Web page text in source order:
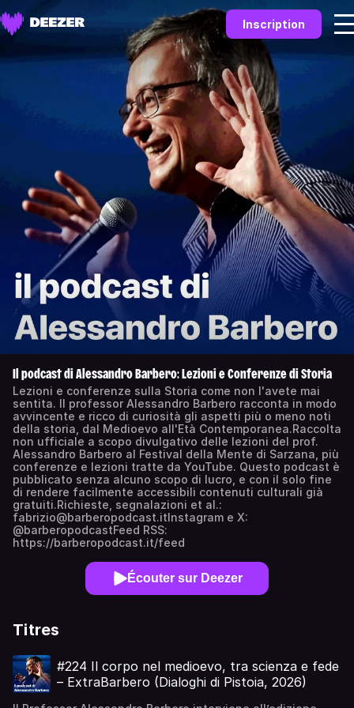
Inscription
Il podcast di Alessandro Barbero: Lezioni e Conferenze di Storia
Lezioni e conferenze sulla Storia come non l'avete mai
sentita. Il professor Alessandro Barbero racconta in modo
avvincente e ricco di curiosità gli aspetti più o meno noti
della storia, dal Medioevo all'Età Contemporanea.Raccolta
non ufficiale a scopo divulgativo delle lezioni del prof.
Alessandro Barbero al Festival della Mente di Sarzana, più
conferenze e lezioni tratte da YouTube. Questo podcast è
pubblicato senza alcuno scopo di lucro, e con il solo fine
di rendere facilmente accessibili contenuti culturali già
gratuiti.Richieste, segnalazioni et al.:
fabrizio@barberopodcast.itInstagram e X:
@barberopodcastFeed RSS:
https://barberopodcast.it/feed
Écouter sur Deezer
Titres
#224 Il corpo nel medioevo, tra scienza e fede
– ExtraBarbero (Dialoghi di Pistoia, 2026)